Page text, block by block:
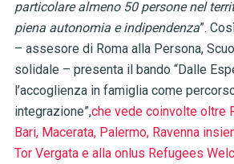
particolare almeno 50 persone nel
piena autonomia e indipendenza”.
– assesore di Roma alla Persona,
solidale – presenta il bando “Dalle
l’accoglienza in famiglia come
integrazione”,che vede coinvolte oltre
Bari, Macerata, Palermo, Ravenna
Tor Vergata e alla onlus Refugees